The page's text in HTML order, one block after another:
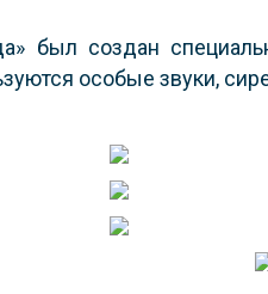
был создан
особые звуки,